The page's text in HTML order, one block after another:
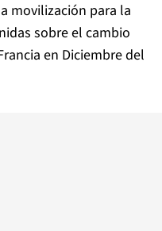
movilización para la
sobre el cambio
en Diciembre del